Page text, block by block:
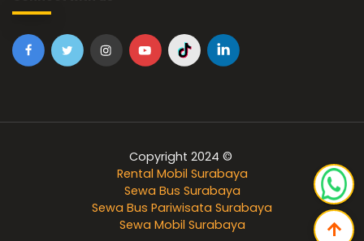
Copyright 2024 ©
Rental Mobil Surabaya
Sewa Bus Surabaya
Sewa Bus Pariwisata Surabaya
Sewa Mobil Surabaya
arrow_upward